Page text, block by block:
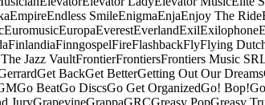
EmpireEndless SmileEnigmaEnjaEnjoy The Ride
EuromusicEuropaEverestEverlandExilExilophone
FinlandiaFinngospelFireFlashbackFlyFlying
Jazz VaultFrontierFrontiersFrontiers Music
Get BackGet BetterGetting Out Our Dreams
Go BeatGo DiscsGo Get OrganizedGo! Bop!